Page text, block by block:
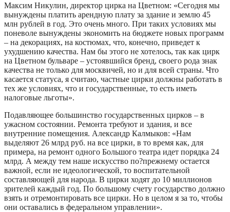
Максим Никулин, директор цирка на Цветном: «Сегодня мы
вынуждены платить арендную плату за здание и землю 45
млн рублей в год. Это очень много. При таких условиях мы
поневоле вынуждены экономить на бюджете новых программ
– на декорациях, на костюмах, что, конечно, приведет к
ухудшению качества. Нам бы этого не хотелось, так как цирк
на Цветном бульваре – устоявшийся бренд, своего рода знак
качества не только для москвичей, но и для всей страны. Что
касается статуса, я считаю, частные цирки должны работать в
тех же условиях, что и государственные, то есть иметь
налоговые льготы».
Подавляющее большинство государственных цирков – в
ужасном состоянии. Ремонта требуют и здания, и все
внутренние помещения. Александр Калмыков: «Нам
выделяют 26 млрд руб. на все цирки, в то время как, для
примера, на ремонт одного Большого театра идет порядка 24
млрд. А между тем наше искусство по?прежнему остается
важной, если не идеологической, то воспитательной
составляющей для народа. В цирки ходят до 10 миллионов
зрителей каждый год. По большому счету государство должно
взять и отремонтировать все цирки. Но в целом я за то, чтобы
они оставались в федеральном управлении».